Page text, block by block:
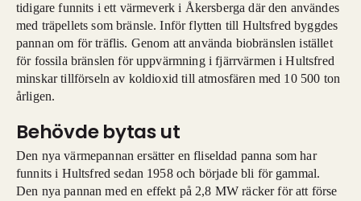
tidigare funnits i ett värmeverk i Åkersberga där den användes
med träpellets som bränsle. Inför flytten till Hultsfred byggdes
pannan om för träflis. Genom att använda biobränslen istället
för fossila bränslen för uppvärmning i fjärrvärmen i Hultsfred
minskar tillförseln av koldioxid till atmosfären med 10 500 ton
årligen.
Behövde bytas ut
Den nya värmepannan ersätter en fliseldad panna som har
funnits i Hultsfred sedan 1958 och började bli för gammal.
Den nya pannan med en effekt på 2,8 MW räcker för att förse